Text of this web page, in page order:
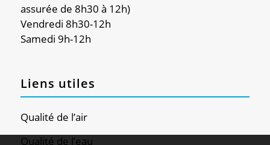
assurée de 8h30 à 12h)
Vendredi 8h30-12h
Samedi 9h-12h
Liens utiles
Qualité de l’air
Qualité de l’eau